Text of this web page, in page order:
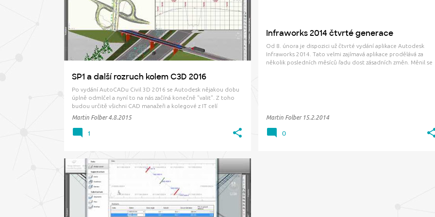
s
SP1 a další rozruch kolem C3D 2016
Po vydání AutoCADu Civil 3D 2016 se Autodesk nějakou dobu
úplně odmlčel a nyní to na nás začíná konečně "valit". Z toho
budou určitě všichni CAD manažeři a kolegové z IT celí
odvázaní... :) Začněme opravou ne zcela lokalizovaného Civilu
Martin Folber 4.8.2015
LOKALIZACE MODULY RIVER ANALYSIS +
SP1
1
Infraworks 2014 čtvrté generace
Od 8. února je dispozici už čtvrté vydání aplikace Autodesk
Infraworks 2014. Tato velmi zajímavá aplikace prodělává za
několik posledních měsíců řadu dost zásadních změn. Měnil se
Martin Folber 15.2.2014
0
BRIDGE C3D 2013 SP2 DGN +3